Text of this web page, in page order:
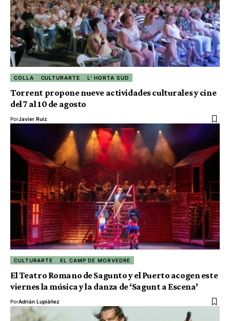
COLLA CULTURARTE L' HORTA SUD
Torrent propone nueve actividades culturales y cine
del 7 al 10 de agosto
PorJavier Ruiz
CULTURARTE EL CAMP DE MORVEDRE
El Teatro Romano de Sagunto y el Puerto acogen este
viernes la música y la danza de ‘Sagunt a Escena’
PorAdrián Lupiáñez